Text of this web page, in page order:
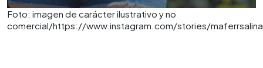
Foto: imagen de carácter ilustrativo y no
comercial/https://www.instagram.com/stories/